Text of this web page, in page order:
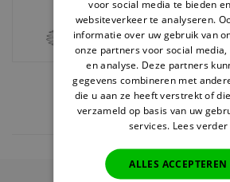
3,45 2.75
Op voorraad
4 results
voor social media te bieden
websiteverkeer te analyseren.
informatie over uw gebruik van
onze partners voor social
en analyse. Deze partners
gegevens combineren met
die u aan ze heeft verstrekt of
verzameld op basis van uw
services. Lees verder
ALLES ACCEPTEREN